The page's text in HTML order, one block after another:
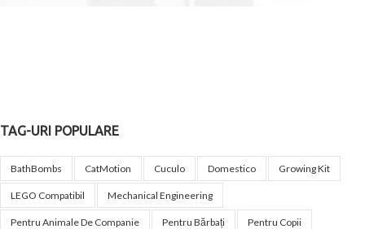
TAG-URI POPULARE
BathBombs CatMotion Cuculo Domestico Growing Kit
LEGO Compatibil Mechanical Engineering
Pentru Animale De Companie Pentru Bărbați Pentru Copii